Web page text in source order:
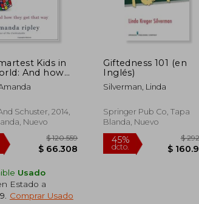
Kids in
And how
That way (en
Schuster, 2014,
Nuevo
45%
dcto.
Usado
Estado a
Comprar Usado
Giftedness 101 (en
Inglés)
Silverman, Linda
Springer Pub Co, Tapa
Blanda, Nuevo